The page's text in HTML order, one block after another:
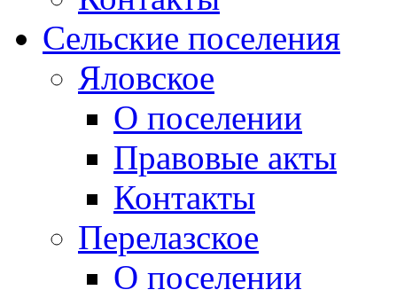
Сельские поселения
Яловское
О поселении
Правовые акты
Контакты
Перелазское
О поселении